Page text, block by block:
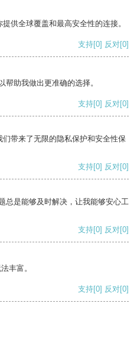
供全球覆盖和最高安全性的连接。
支持[0] 反对[0]
帮助我做出更准确的选择。
支持[0] 反对[0]
带来了无限的隐私保护和安全性保
支持[0] 反对[0]
总是能够及时解决，让我能够安心工
支持[0] 反对[0]
丰富。
支持[0] 反对[0]